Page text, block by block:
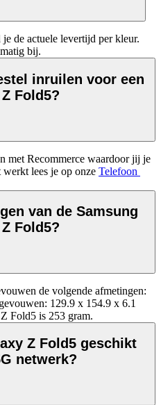
de actuele levertijd per kleur.
bij.
inruilen voor een
Fold5?
met Recommerce waardoor jij je
lees je op onze Telefoon
van de Samsung
Fold5?
de volgende afmetingen:
129.9 x 154.9 x 6.1
Fold5 is 253 gram.
Z Fold5 geschikt
netwerk?